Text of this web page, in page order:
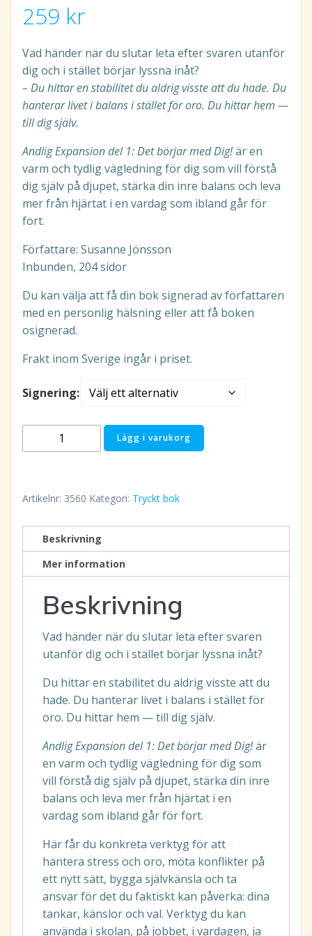
259 kr
Vad händer när du slutar leta efter svaren utanför
dig och i stället börjar lyssna inåt?
– Du hittar en stabilitet du aldrig visste att du hade. Du
hanterar livet i balans i stället för oro. Du hittar hem —
till dig själv.
Andlig Expansion del 1: Det börjar med Dig!är en
varm och tydlig vägledning för dig som vill förstå
dig själv på djupet, stärka din inre balans och leva
mer från hjärtat i en vardag som ibland går för
fort.
Författare: Susanne Jönsson
Inbunden, 204 sidor
Du kan välja att få din bok signerad av författaren
med en personlig hälsning eller att få boken
osignerad.
Frakt inom Sverige ingår i priset.
Signering:
Andlig
1:
börjar
med
Lägg i varukorg
Artikelnr: 3560 Kategori: Tryckt bok
Beskrivning
Mer information
Beskrivning
Vad händer när du slutar leta efter svaren
utanför dig och i stället börjar lyssna inåt?
Du hittar en stabilitet du aldrig visste att du
hade. Du hanterar livet i balans i stället för
oro. Du hittar hem — till dig själv.
Andlig Expansion del 1: Det börjar med Dig!är
en varm och tydlig vägledning för dig som
vill förstå dig själv på djupet, stärka din inre
balans och leva mer från hjärtat i en
vardag som ibland går för fort.
Här får du konkreta verktyg för att
hantera stress och oro, möta konflikter på
ett nytt sätt, bygga självkänsla och ta
ansvar för det du faktiskt kan påverka: dina
tankar, känslor och val. Verktyg du kan
använda i skolan, på jobbet, i vardagen, ja